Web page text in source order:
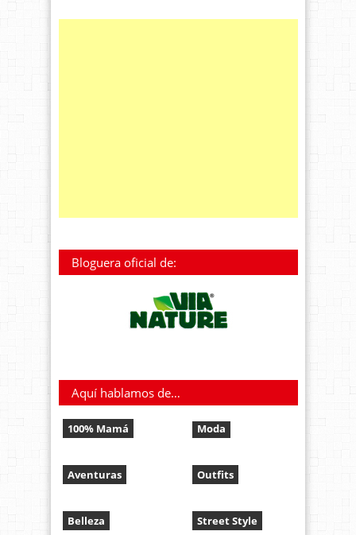
Bloguera oficial de:
Aquí hablamos de…
100% Mamá
Aventuras
Belleza
Moda
Outfits
Street Style